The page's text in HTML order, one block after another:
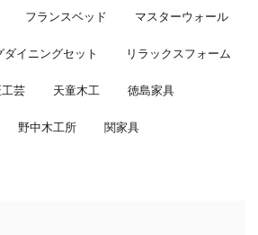
フランスベッド マスターウォール
ダイニングセット リラックスフォーム
芸 天童木工 徳島家具
野中木工所 関家具